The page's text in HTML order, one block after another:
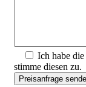
Ich habe die
stimme diesen zu.